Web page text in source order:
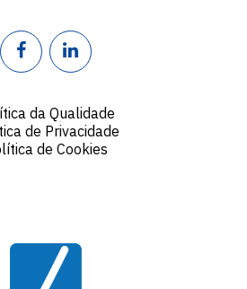
da Qualidade
de Privacidade
de Cookies